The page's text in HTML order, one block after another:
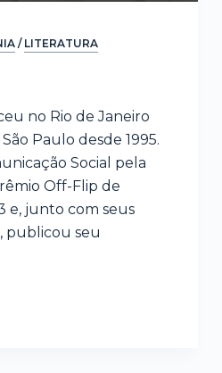
/ LITERATURA
no Rio de Janeiro
Paulo desde 1995.
Social pela
Off-Flip de
e, junto com seus
publicou seu